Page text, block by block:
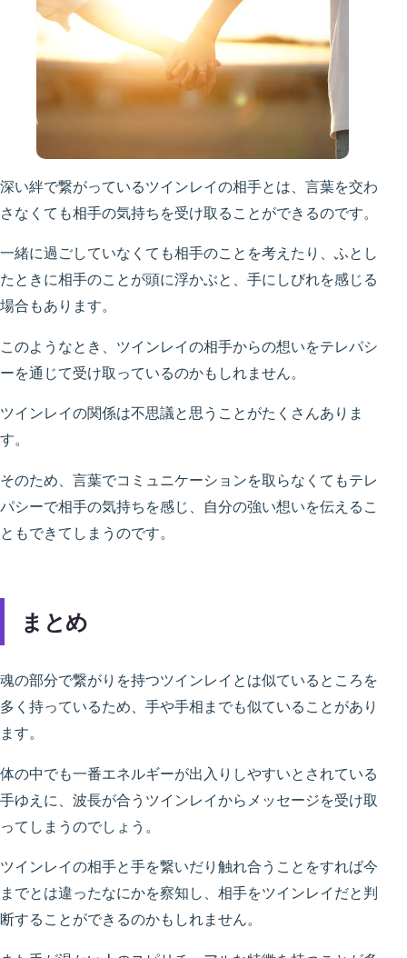
深い絆で繋がっているツインレイの相手とは、言葉を交わ
さなくても相手の気持ちを受け取ることができるのです。
一緒に過ごしていなくても相手のことを考えたり、ふとし
たときに相手のことが頭に浮かぶと、手にしびれを感じる
場合もあります。
このようなとき、ツインレイの相手からの想いをテレパシ
ーを通じて受け取っているのかもしれません。
ツインレイの関係は不思議と思うことがたくさんありま
す。
そのため、言葉でコミュニケーションを取らなくてもテレ
パシーで相手の気持ちを感じ、自分の強い想いを伝えるこ
ともできてしまうのです。
まとめ
魂の部分で繋がりを持つツインレイとは似ているところを
多く持っているため、手や手相までも似ていることがあり
ます。
体の中でも一番エネルギーが出入りしやすいとされている
手ゆえに、波長が合うツインレイからメッセージを受け取
ってしまうのでしょう。
ツインレイの相手と手を繋いだり触れ合うことをすれば今
までとは違ったなにかを察知し、相手をツインレイだと判
断することができるのかもしれません。